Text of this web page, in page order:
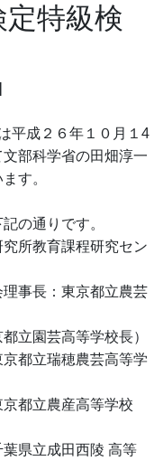
特級検
平成２６年１０月１4
部科学省の田畑淳一
す。
の通りです。
所教育課程研究セン
事長：東京都立農芸
園芸高等学校長）
都立瑞穂農芸高等学
都立農産高等学校
県立成田西陵 高等